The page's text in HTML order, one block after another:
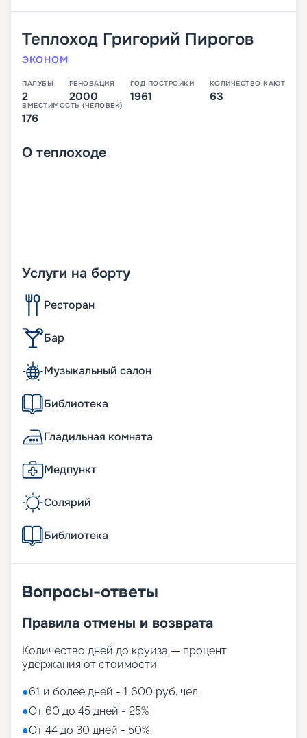
Теплоход Григорий Пирогов
ЭКОНОМ
ПАЛУБЫ
2
РЕНОВАЦИЯ
2000
ГОД ПОСТРОЙКИ
1961
КОЛИЧЕСТВО КАЮТ
63
ВМЕСТИМОСТЬ (ЧЕЛОВЕК)
176
О теплоходе
Услуги на борту
Ресторан
Бар
Музыкальный салон
Библиотека
Гладильная комната
Медпункт
Солярий
Библиотека
Вопросы-ответы
Правила отмены и возврата
Количество дней до круиза — процент
удержания от стоимости:
●61 и более дней - 1 600 руб. чел.
●От 60 до 45 дней - 25%
●От 44 до 30 дней - 50%